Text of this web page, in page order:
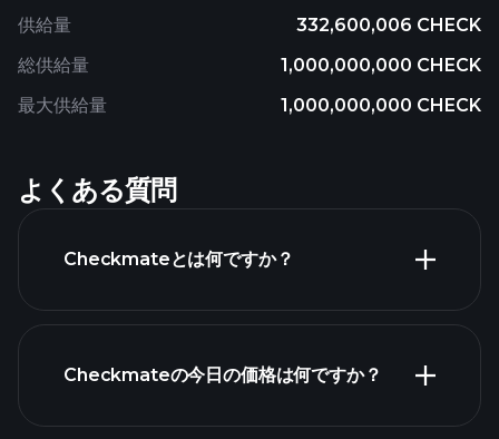
供給量
332,600,006 CHECK
総供給量
1,000,000,000 CHECK
最大供給量
1,000,000,000 CHECK
よくある質問
Checkmateとは何ですか？
Checkmateの今日の価格は何ですか？